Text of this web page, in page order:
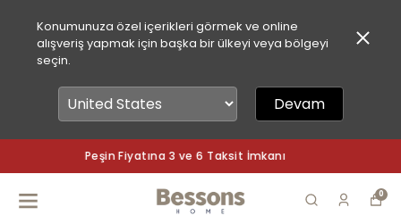
Konumunuza özel içerikleri görmek ve online
alışveriş yapmak için başka bir ülkeyi veya bölgeyi
seçin.
Devam
Peşin Fiyatına 3 ve 6 Taksit İmkanı
0